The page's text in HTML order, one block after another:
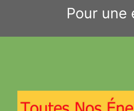
Pour